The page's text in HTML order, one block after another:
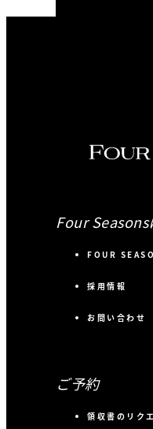
Four Seasons
FOUR
採用情報
お問い合わせ
ご予約
領収書のリク